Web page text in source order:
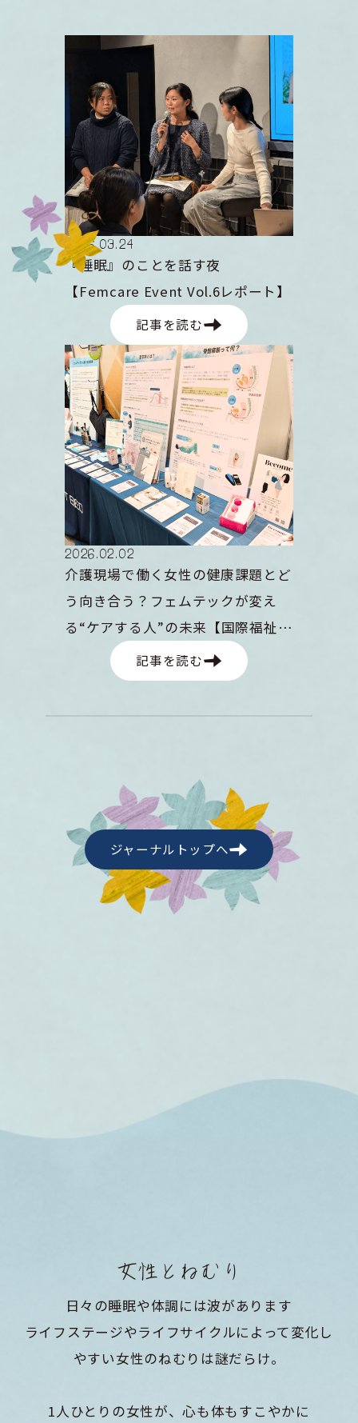
2026.03.24
『睡眠』のことを話す夜
【Femcare Event Vol.6レポート】
記事を読む
2026.02.02
介護現場で働く女性の健康課題とど
う向き合う？フェムテックが変え
る“ケアする人”の未来【国際福祉機
器展＆フォーラム2025 レポート】
記事を読む
ジャーナルトップへ
女性とねむり
日々の睡眠や体調には波があります
ライフステージやライフサイクルによって変化し
やすい女性のねむりは謎だらけ。
1人ひとりの女性が、心も体もすこやかに